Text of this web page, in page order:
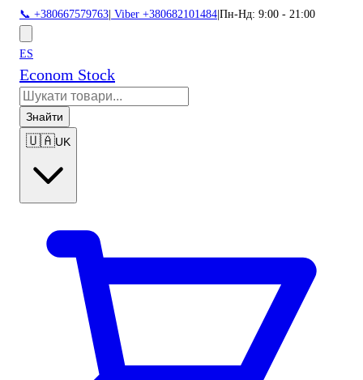
📞 +380667579763 Viber +380682101484 Пн-Нд: 9:00 - 21:00
ES
Econom Stock
Знайти
🇺🇦UK